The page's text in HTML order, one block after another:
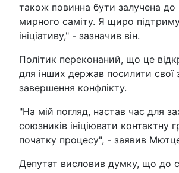
також повинна бути залучена до
мирного саміту. Я щиро
ініціативу," - зазначив він.
Політик переконаний, що це
для інших держав посилити
завершення конфлікту.
"На мій погляд, настав час для
союзників ініціювати контактну
початку процесу", - заявив
Депутат висловив думку, що до